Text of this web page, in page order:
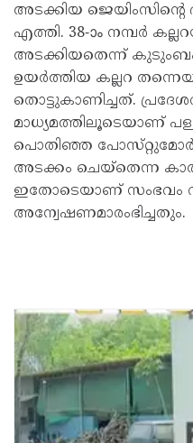
അടക്കിയ ജെയിംസിന്റെ
എത്തി. 38-ാം നമ്പർ
അടക്കിയതെന്ന്
ഉയർത്തിയ കല്ലറ
തൊട്ടുകാണിച്ചത്.
മാധ്യമത്തിലൂടെയാണ്
പൊതിഞ്ഞ
അടക്കം ചെയ്തെന്ന
ഇതോടെയാണ് സംഭവം
അന്വേഷണമാരംഭിച്ചതും.